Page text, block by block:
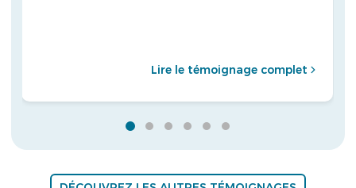
Lire le témoignage complet